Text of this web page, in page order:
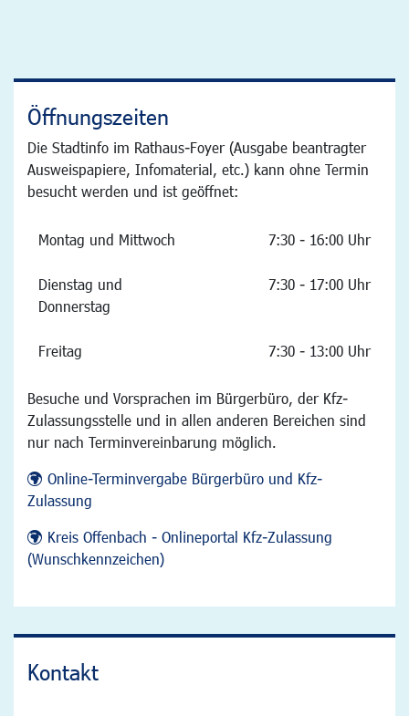
Öffnungszeiten
Die Stadtinfo im Rathaus-Foyer (Ausgabe beantragter
Ausweispapiere, Infomaterial, etc.) kann ohne Termin
besucht werden und ist geöffnet:
Montag und Mittwoch 7:30 - 16:00 Uhr
Dienstag und
Donnerstag
7:30 - 17:00 Uhr
Freitag 7:30 - 13:00 Uhr
Besuche und Vorsprachen im Bürgerbüro, der Kfz-
Zulassungsstelle und in allen anderen Bereichen sind
nur nach Terminvereinbarung möglich.
Online-Terminvergabe Bürgerbüro und Kfz-
Zulassung
Kreis Offenbach - Onlineportal Kfz-Zulassung
(Wunschkennzeichen)
Kontakt